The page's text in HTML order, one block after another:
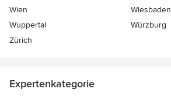
Wien
Wiesbaden
Wuppertal
Würzburg
Zürich
Expertenkategorie